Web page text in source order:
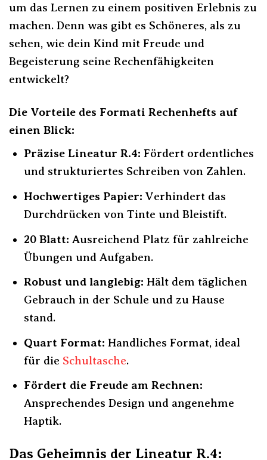
um das Lernen zu einem positiven Erlebnis zu
machen. Denn was gibt es Schöneres, als zu
sehen, wie dein Kind mit Freude und
Begeisterung seine Rechenfähigkeiten
entwickelt?
Die Vorteile des Formati Rechenhefts auf
einen Blick:
Präzise Lineatur R.4: Fördert ordentliches
und strukturiertes Schreiben von Zahlen.
Hochwertiges Papier: Verhindert das
Durchdrücken von Tinte und Bleistift.
20 Blatt: Ausreichend Platz für zahlreiche
Übungen und Aufgaben.
Robust und langlebig: Hält dem täglichen
Gebrauch in der Schule und zu Hause
stand.
Quart Format: Handliches Format, ideal
für die Schultasche.
Fördert die Freude am Rechnen:
Ansprechendes Design und angenehme
Haptik.
Das Geheimnis der Lineatur R.4: